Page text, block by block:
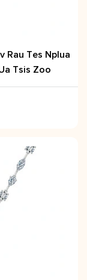
Rau Tes Nplua
Tsis Zoo